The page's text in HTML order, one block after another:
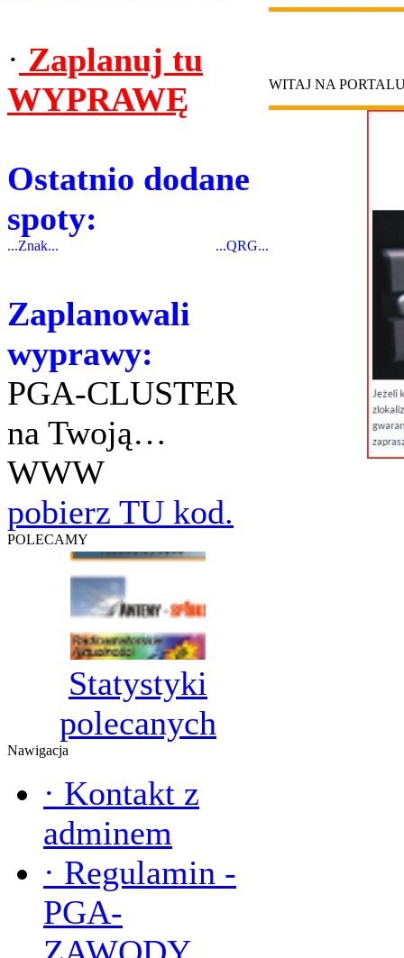
· Zaplanuj tu
WYPRAWĘ
Ostatnio dodane
spoty:
...Znak... ...QRG...
Zaplanowali
wyprawy:
PGA-CLUSTER
na Twoją…
WWW
pobierz TU kod.
POLECAMY
Statystyki
polecanych
Nawigacja
· Kontakt z
adminem
· Regulamin -
PGA-
WITAJ NA